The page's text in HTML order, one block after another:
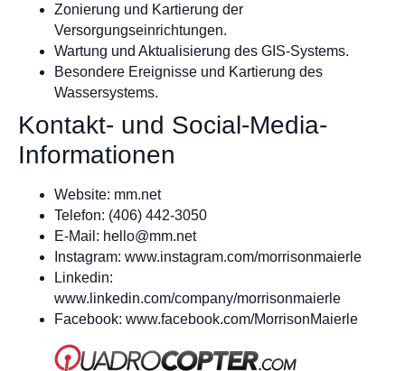
Zonierung und Kartierung der
Versorgungseinrichtungen.
Wartung und Aktualisierung des GIS-Systems.
Besondere Ereignisse und Kartierung des
Wassersystems.
Kontakt- und Social-Media-
Informationen
Website: mm.net
Telefon: (406) 442-3050
E-Mail: hello@mm.net
Instagram: www.instagram.com/morrisonmaierle
Linkedin:
www.linkedin.com/company/morrisonmaierle
Facebook: www.facebook.com/MorrisonMaierle